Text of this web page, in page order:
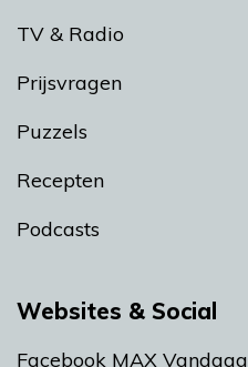
TV & Radio
Prijsvragen
Puzzels
Recepten
Podcasts
Websites & Social
Facebook MAX Vandaag